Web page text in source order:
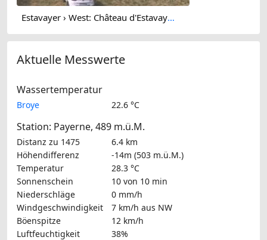
Estavayer › West: Château d'Estavayer-le-Lac - Estavayer-le-Lac
Aktuelle Messwerte
Wassertemperatur
Broye 22.6 °C
Station: Payerne, 489 m.ü.M.
Distanz zu 1475
6.4 km
Höhendifferenz
-14m (503 m.ü.M.)
Temperatur
28.3 °C
Sonnenschein
10 von 10 min
Niederschläge
0 mm/h
Windgeschwindigkeit
7 km/h aus NW
Böenspitze
12 km/h
Luftfeuchtigkeit
38%